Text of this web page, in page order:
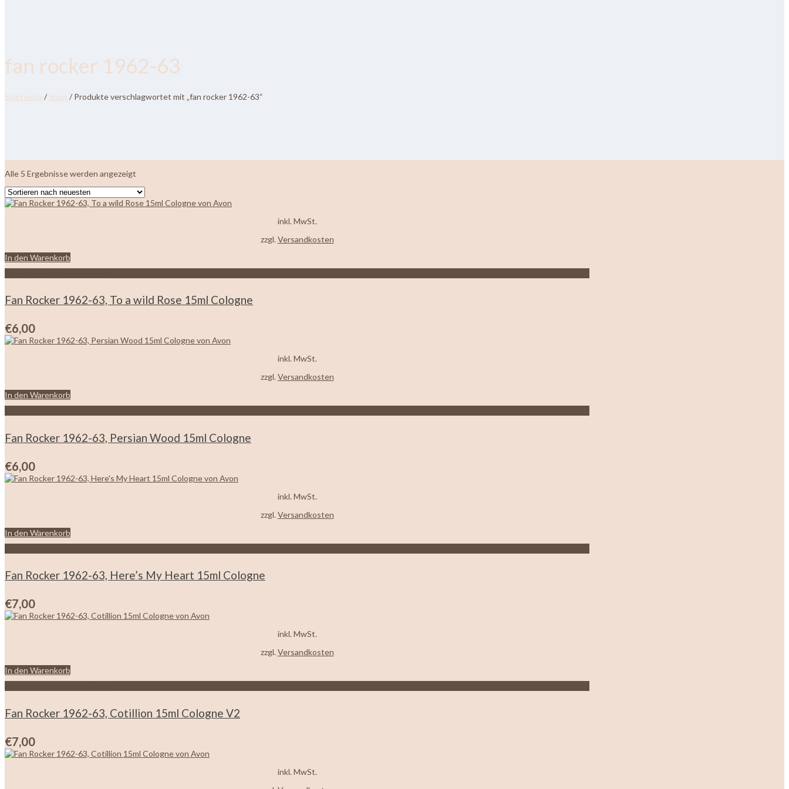
fan rocker 1962-63
Startseite / Shop / Produkte verschlagwortet mit „fan rocker 1962-63“
Alle 5 Ergebnisse werden angezeigt
sortiert
inkl. MwSt.
zzgl. Versandkosten
In den Warenkorb
Fan Rocker 1962-63, To a wild Rose 15ml Cologne
€6,00
inkl. MwSt.
zzgl.Versandkosten
In den Warenkorb
Fan Rocker 1962-63, Persian Wood 15ml Cologne
€6,00
inkl. MwSt.
zzgl. Versandkosten
In den Warenkorb
Fan Rocker 1962-63, Here’s My Heart 15ml Cologne
€7,00
inkl. MwSt.
zzgl.Versandkosten
In den Warenkorb
Fan Rocker 1962-63, Cotillion 15ml Cologne V2
€7,00
inkl. MwSt.